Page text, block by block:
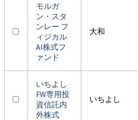
モルガ
ン・スタ
ンレー フ
ィジカル
AI株式フ
ァンド
大和
いちよし
FW専用投
資信託内
外株式
いちよし